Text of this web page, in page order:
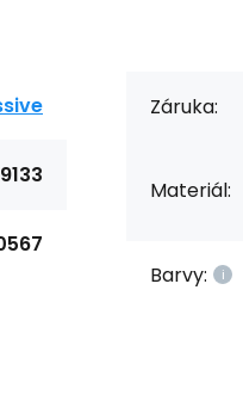
Záruka:
Materiál:
Barvy: